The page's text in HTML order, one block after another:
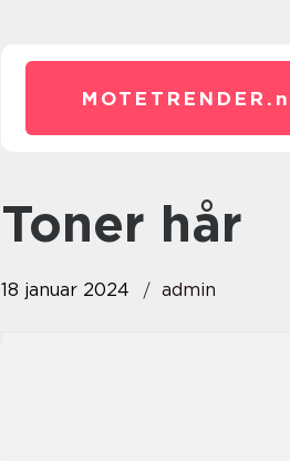
MOTETRENDER.
toner hår
18 januar 2024 admin